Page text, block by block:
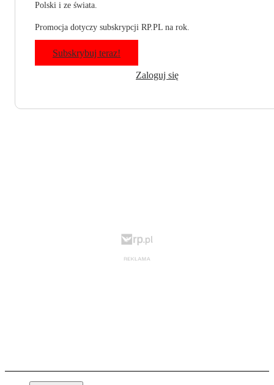
Polski i ze świata.
Promocja dotyczy subskrypcji RP.PL na rok.
Subskrybuj teraz!
Zaloguj się